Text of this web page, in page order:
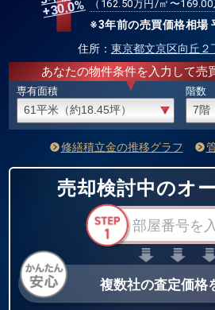
+30.0% （ 162.50万円/㎡〜169.00
※3年前の売買価格相場
住所： 東京都文京区向丘２
あなたの物件条件を入力して売
専有面積 階数
修繕積立金の推移グラフ
売却検討中のオ
複数社の査定価格